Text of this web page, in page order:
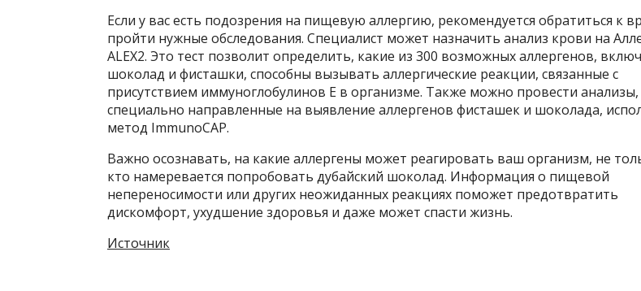
Если у вас есть подозрения на пищевую аллергию, рекомендуется обратиться к
пройти нужные обследования. Специалист может назначить анализ крови на
ALEX2. Это тест позволит определить, какие из 300 возможных аллергенов,
шоколад и фисташки, способны вызывать аллергические реакции, связанные с
присутствием иммуноглобулинов Е в организме. Также можно провести анализы,
специально направленные на выявление аллергенов фисташек и шоколада,
метод ImmunoCAP.
Важно осознавать, на какие аллергены может реагировать ваш организм, не
кто намеревается попробовать дубайский шоколад. Информация о пищевой
непереносимости или других неожиданных реакциях поможет предотвратить
дискомфорт, ухудшение здоровья и даже может спасти жизнь.
Источник